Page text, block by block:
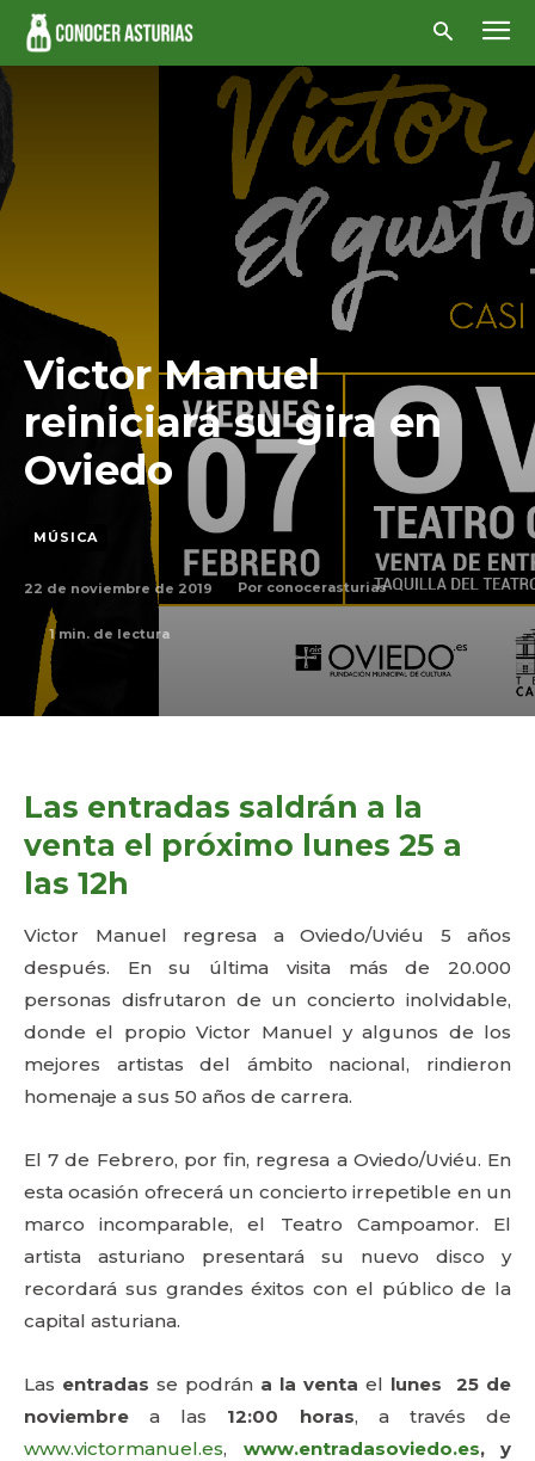
Victor Manuel
reiniciará su gira en
Oviedo
MÚSICA
22 de noviembre de 2019 Por conocerasturias
1min. de lectura
Las entradas saldrán a la
venta el próximo lunes 25 a
las 12h
Victor Manuel regresa a Oviedo/Uviéu 5 años
después. En su última visita más de 20.000
personas disfrutaron de un concierto inolvidable,
donde el propio Victor Manuel y algunos de los
mejores artistas del ámbito nacional, rindieron
homenaje a sus 50 años de carrera.
El 7 de Febrero, por fin, regresa a Oviedo/Uviéu. En
esta ocasión ofrecerá un concierto irrepetible en un
marco incomparable, el Teatro Campoamor. El
artista asturiano presentará su nuevo disco y
recordará sus grandes éxitos con el público de la
capital asturiana.
Las entradas se podrán a la venta el lunes 25 de
noviembre a las 12:00 horas, a través de
www.victormanuel.es, www.entradasoviedo.es, y